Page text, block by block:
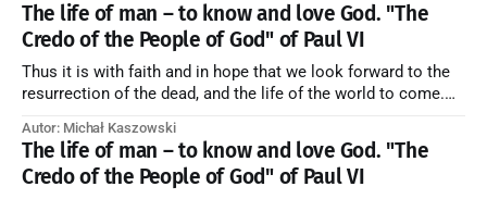
The life of man – to know and love God. "The
Credo of the People of God" of Paul VI
Thus it is with faith and in hope that we look forward to the
resurrection of the dead, and the life of the world to come.
artykuł w starym serwisie →
Autor: Michał Kaszowski
The life of man – to know and love God. "The
Credo of the People of God" of Paul VI